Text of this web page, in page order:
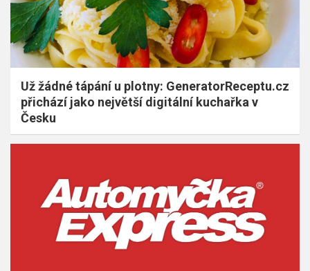
Už žádné tápání u plotny: GeneratorReceptu.cz
přichází jako největší digitální kuchařka v
Česku